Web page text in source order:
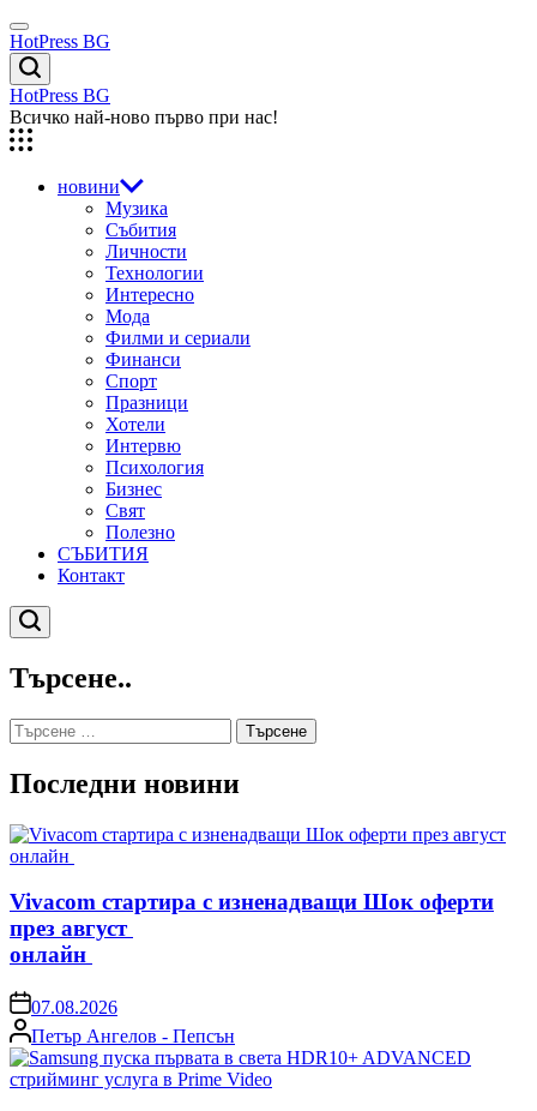
Skip
to
content
Menu
HotPress BG
Търсене
HotPress BG
Всичко най-ново първо при нас!
новини
Музика
Събития
Личности
Технологии
Интересно
Мода
Филми и сериали
Финанси
Спорт
Празници
Хотели
Интервю
Психология
Бизнес
Свят
Полезно
СЪБИТИЯ
Контакт
Търсене
Търсене..
Търсене
за:
Последни новини
Vivacom стартира с изненадващи Шок оферти
през август
онлайн
on07.08.2026
Posted
by
Петър Ангелов - Пепсън